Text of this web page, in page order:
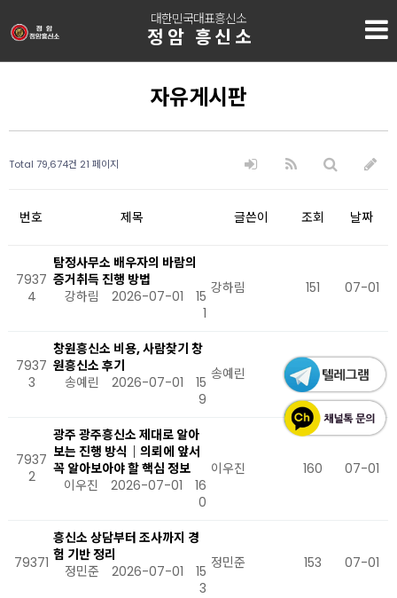
대한민국대표흥신소
정암 흥신소
자유게시판
Total 79,674건 21 페이지
번호 제목 글쓴이 조회 날짜
7937
4
탐정사무소 배우자의 바람의
증거취득 진행 방법
강하림
2026-07-01
15
1
강하림 151 07-01
7937
3
창원흥신소 비용, 사람찾기 창
원흥신소 후기
송예린
2026-07-01
15
9
송예린 159 07-01
7937
2
광주 광주흥신소 제대로 알아
보는 진행 방식｜의뢰에 앞서
꼭 알아보아야 할 핵심 정보
이우진
2026-07-01
16
0
이우진 160 07-01
79371
흥신소 상담부터 조사까지 경
험 기반 정리
정민준
2026-07-01
15
3
정민준 153 07-01